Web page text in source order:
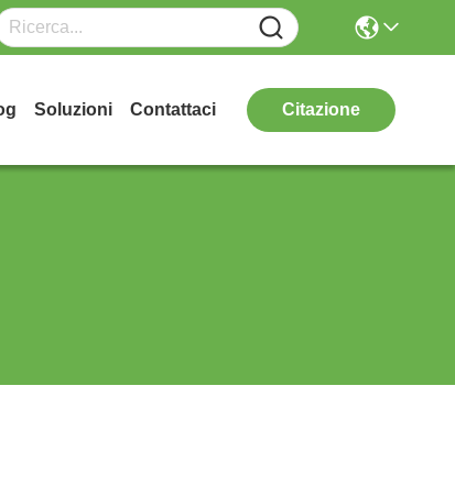
Soluzioni Contattaci Citazione